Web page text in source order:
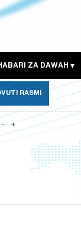
ZA DAWAH
RASMI